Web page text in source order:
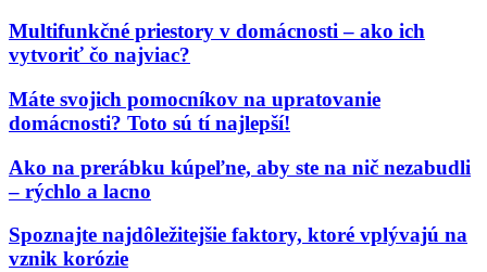
Multifunkčné priestory v domácnosti – ako ich
vytvoriť čo najviac?
Máte svojich pomocníkov na upratovanie
domácnosti? Toto sú tí najlepší!
Ako na prerábku kúpeľne, aby ste na nič nezabudli
– rýchlo a lacno
Spoznajte najdôležitejšie faktory, ktoré vplývajú na
vznik korózie